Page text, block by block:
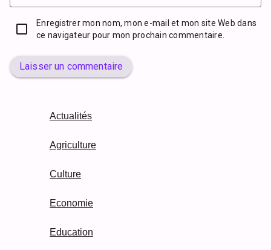
Enregistrer mon nom, mon e-mail et mon site Web dans
ce navigateur pour mon prochain commentaire.
Laisser un commentaire
Actualités
Agriculture
Culture
Economie
Education